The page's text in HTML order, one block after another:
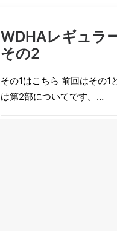
WDHAレギュラ
その2
その1はこちら 前回はその1
は第2部についてです。…